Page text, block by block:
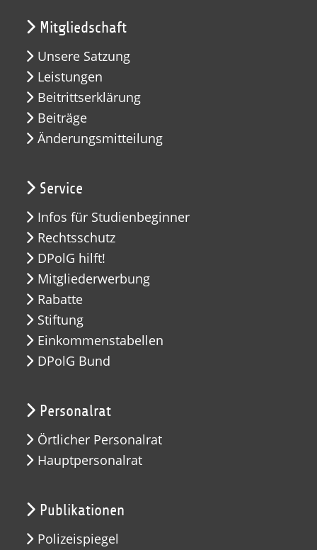
Mitgliedschaft
Unsere Satzung
Leistungen
Beitrittserklärung
Beiträge
Änderungsmitteilung
Service
Infos für Studienbeginner
Rechtsschutz
DPolG hilft!
Mitgliederwerbung
Rabatte
Stiftung
Einkommenstabellen
DPolG Bund
Personalrat
Örtlicher Personalrat
Hauptpersonalrat
Publikationen
Polizeispiegel